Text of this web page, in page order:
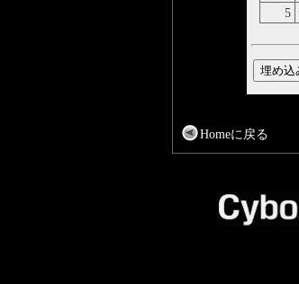
5
Homeに戻る